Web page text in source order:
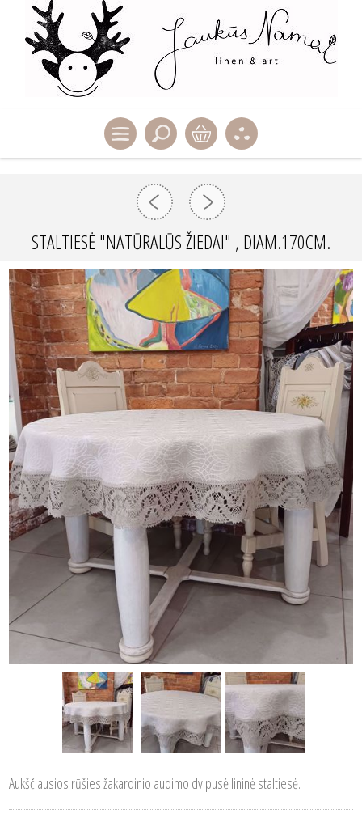
STALTIESĖ "NATŪRALŪS ŽIEDAI" , DIAM.170CM.
Aukščiausios rūšies žakardinio audimo dvipusė lininė staltiesė.